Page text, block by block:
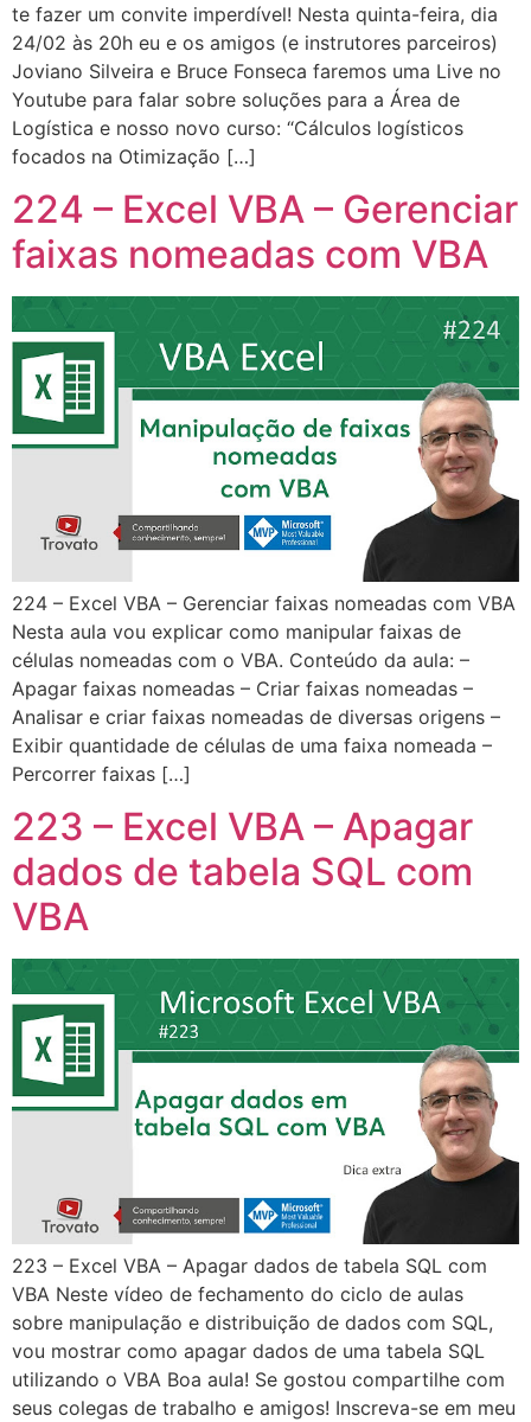
te fazer um convite imperdível! Nesta quinta-feira, dia
24/02 às 20h eu e os amigos (e instrutores parceiros)
Joviano Silveira e Bruce Fonseca faremos uma Live no
Youtube para falar sobre soluções para a Área de
Logística e nosso novo curso: “Cálculos logísticos
focados na Otimização […]
224 – Excel VBA – Gerenciar
faixas nomeadas com VBA
224 – Excel VBA – Gerenciar faixas nomeadas com VBA
Nesta aula vou explicar como manipular faixas de
células nomeadas com o VBA. Conteúdo da aula: –
Apagar faixas nomeadas – Criar faixas nomeadas –
Analisar e criar faixas nomeadas de diversas origens –
Exibir quantidade de células de uma faixa nomeada –
Percorrer faixas […]
223 – Excel VBA – Apagar
dados de tabela SQL com
VBA
223 – Excel VBA – Apagar dados de tabela SQL com
VBA Neste vídeo de fechamento do ciclo de aulas
sobre manipulação e distribuição de dados com SQL,
vou mostrar como apagar dados de uma tabela SQL
utilizando o VBA Boa aula! Se gostou compartilhe com
seus colegas de trabalho e amigos! Inscreva-se em meu